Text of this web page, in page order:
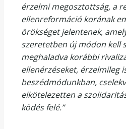
érzelmi megosztottság, a
ellenreformáció korának
örökséget jelentenek,
szeretetben új módon kell
meghaladva korábbi
ellenérzéseket, érzelmileg
beszédmódunkban,
elkötelezetten a
ködés felé.”